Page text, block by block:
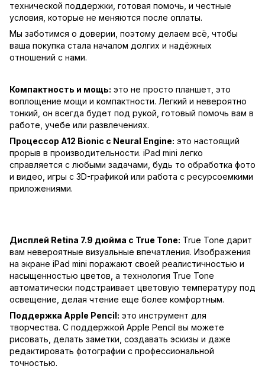
технической поддержки, готовая помочь, и честные
условия, которые не меняются после оплаты.
Мы заботимся о доверии, поэтому делаем всё, чтобы
ваша покупка стала началом долгих и надёжных
отношений с нами.
Компактность и мощь: это не просто планшет, это
воплощение мощи и компактности. Легкий и невероятно
тонкий, он всегда будет под рукой, готовый помочь вам в
работе, учебе или развлечениях.
Процессор A12 Bionic с Neural Engine: это настоящий
прорыв в производительности. iPad mini легко
справляется с любыми задачами, будь то обработка фото
и видео, игры с 3D-графикой или работа с ресурсоемкими
приложениями.
Дисплей Retina 7.9 дюйма с True Tone: True Tone дарит
вам невероятные визуальные впечатления. Изображения
на экране iPad mini поражают своей реалистичностью и
насыщенностью цветов, а технология True Tone
автоматически подстраивает цветовую температуру под
освещение, делая чтение еще более комфортным.
Поддержка Apple Pencil: это инструмент для
творчества. С поддержкой Apple Pencil вы можете
рисовать, делать заметки, создавать эскизы и даже
редактировать фотографии с профессиональной
точностью.